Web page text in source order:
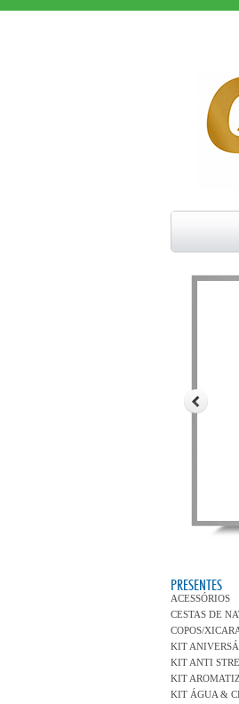
PRESENTES
ACESSÓRIOS
CESTAS DE
COPOS/
KIT
KIT ANTI
KIT
KIT ÁGUA &